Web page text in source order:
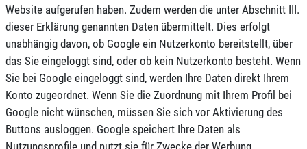
Website aufgerufen haben. Zudem werden die unter Abschnitt III.
dieser Erklärung genannten Daten übermittelt. Dies erfolgt
unabhängig davon, ob Google ein Nutzerkonto bereitstellt, über
das Sie eingeloggt sind, oder ob kein Nutzerkonto besteht. Wenn
Sie bei Google eingeloggt sind, werden Ihre Daten direkt Ihrem
Konto zugeordnet. Wenn Sie die Zuordnung mit Ihrem Profil bei
Google nicht wünschen, müssen Sie sich vor Aktivierung des
Buttons ausloggen. Google speichert Ihre Daten als
Nutzungsprofile und nutzt sie für Zwecke der Werbung,